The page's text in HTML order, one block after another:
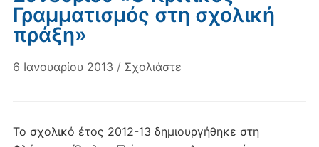
Γραμματισμός στη σχολική
πράξη»
6 Ιανουαρίου 2013 / Σχολιάστε
Το σχολικό έτος 2012-13 δημιουργήθηκε στη